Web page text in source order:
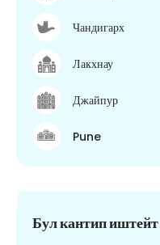
Чандигарх
Лакхнау
Джайпур
Pune
Бул кантип иштейт